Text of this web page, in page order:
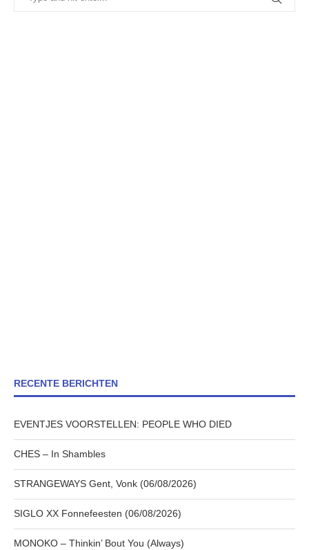
RECENTE BERICHTEN
EVENTJES VOORSTELLEN: PEOPLE WHO DIED
CHES – In Shambles
STRANGEWAYS Gent, Vonk (06/08/2026)
SIGLO XX Fonnefeesten (06/08/2026)
MONOKO – Thinkin’ Bout You (Always)